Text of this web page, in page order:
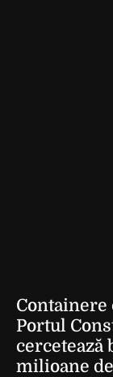
Containere
Portul
cercetează
milioane